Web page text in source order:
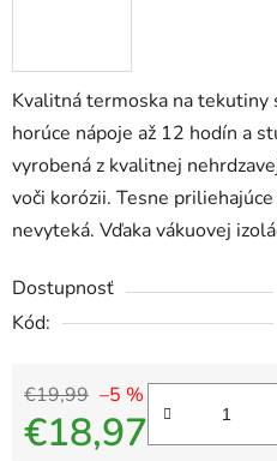
Kvalitná termoska na
horúce nápoje až 12 hodín a
vyrobená z kvalitnej
voči korózii. Tesne
nevyteká. Vďaka vákuovej
Dostupnosť
Kód:
€19,99 –5 %
€18,97